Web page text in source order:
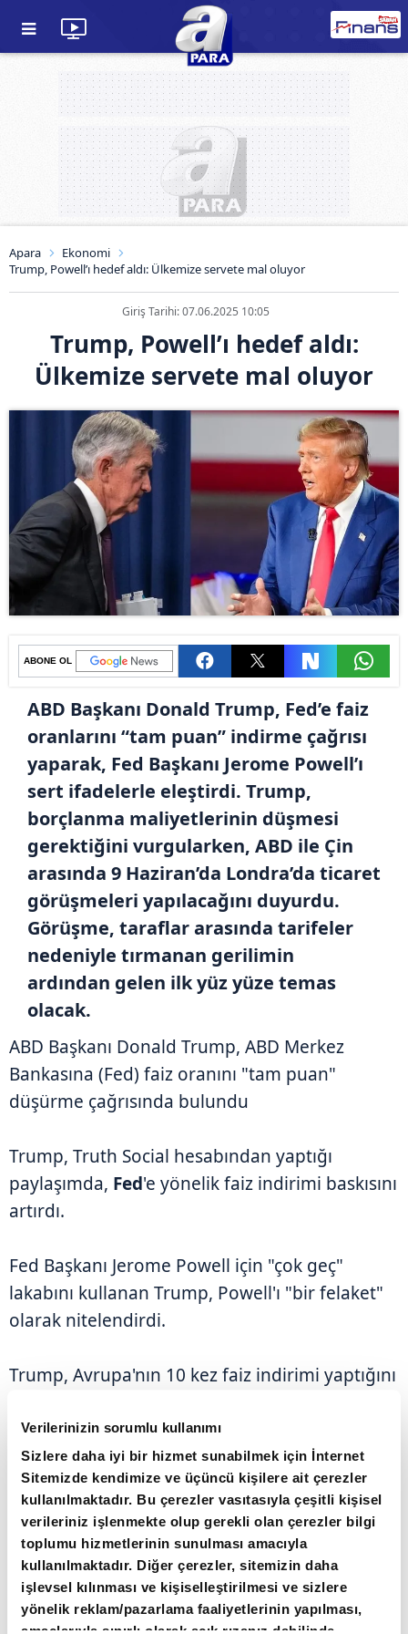
Verilerinizin sorumlu kullanımı
Sizlere daha iyi bir hizmet sunabilmek için İnternet
Sitemizde kendimize ve üçüncü kişilere ait çerezler
kullanılmaktadır. Bu çerezler vasıtasıyla çeşitli kişisel
verileriniz işlenmekte olup gerekli olan çerezler bilgi
toplumu hizmetlerinin sunulması amacıyla
kullanılmaktadır. Diğer çerezler, sitemizin daha
işlevsel kılınması ve kişiselleştirilmesi ve sizlere
yönelik reklam/pazarlama faaliyetlerinin yapılması,
Apara
Ekonomi
Trump, Powell’ı hedef aldı: Ülkemize servete mal oluyor
Giriş Tarihi: 07.06.2025 10:05
Trump, Powell’ı hedef aldı:
Ülkemize servete mal oluyor
ABONE OL
ABD Başkanı Donald Trump, Fed’e faiz
oranlarını “tam puan” indirme çağrısı
yaparak, Fed Başkanı Jerome Powell’ı
sert ifadelerle eleştirdi. Trump,
borçlanma maliyetlerinin düşmesi
gerektiğini vurgularken, ABD ile Çin
arasında 9 Haziran’da Londra’da ticaret
görüşmeleri yapılacağını duyurdu.
Görüşme, taraflar arasında tarifeler
nedeniyle tırmanan gerilimin
ardından gelen ilk yüz yüze temas
olacak.
ABD Başkanı Donald Trump, ABD Merkez
Bankasına (Fed) faiz oranını "tam puan"
düşürme çağrısında bulundu
Trump, Truth Social hesabından yaptığı
paylaşımda, Fed'e yönelik faiz indirimi baskısını
artırdı.
Fed Başkanı Jerome Powell için "çok geç"
lakabını kullanan Trump, Powell'ı "bir felaket"
olarak nitelendirdi.
Trump, Avrupa'nın 10 kez faiz indirimi yaptığını
(Powell) rağmen ülkemiz harika gidiyor. Tam
puan indir, roket yakıtı." ifadelerini kullandı.
Borçlanma maliyetlerinin çok daha düşük
olması gerektiğini vurgulayan Trump, "Eğer
Fed'deki 'çok geç' faiz indirimi yapsaydı, vadesi
gelen borçlarda uzun ve kısa vadeli faiz
oranlarını büyük ölçüde düşürmüş olurduk.